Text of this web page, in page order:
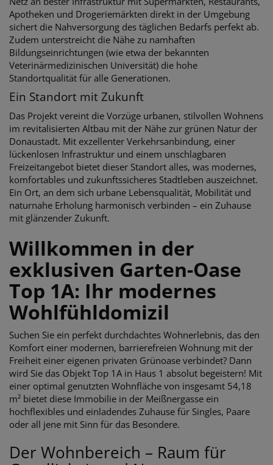
Apotheken und Drogeriemärkten direkt in der Umgebung
sichert die Nahversorgung des täglichen Bedarfs perfekt ab.
Zudem unterstreicht die Nähe zu namhaften
Bildungseinrichtungen (wie etwa der bekannten
Veterinärmedizinischen Universität) die hohe
Standortqualität für alle Generationen.
Ein Standort mit Zukunft
Das Projekt vereint die Vorzüge urbanen, stilvollen Wohnens
im revitalisierten Altbau mit der Nähe zur grünen Natur der
Donaustadt. Mit exzellenter Verkehrsanbindung, einer
lückenlosen Infrastruktur und einem unschlagbaren
Freizeitangebot bietet dieser Standort alles, was modernes,
komfortables und zukunftssicheres Stadtleben auszeichnet.
Ein Ort, an dem sich urbane Lebensqualität, Mobilität und
naturnahe Erholung harmonisch verbinden – ein Zuhause
mit glänzender Zukunft.
Willkommen in der
exklusiven Garten-Oase
Top 1A: Ihr modernes
Wohlfühldomizil
Suchen Sie ein perfekt durchdachtes Wohnerlebnis, das den
Komfort einer modernen, barrierefreien Wohnung mit der
Freiheit einer eigenen privaten Grünoase verbindet? Dann
wird Sie das Objekt Top 1A in Haus 1 absolut begeistern! Mit
einer optimal genutzten Wohnfläche von insgesamt 54,18
m² bietet diese Immobilie in der Meißnergasse ein
hochflexibles und einladendes Zuhause für Singles, Paare
oder all jene mit Sinn für das Besondere.
Der Wohnbereich – Raum für